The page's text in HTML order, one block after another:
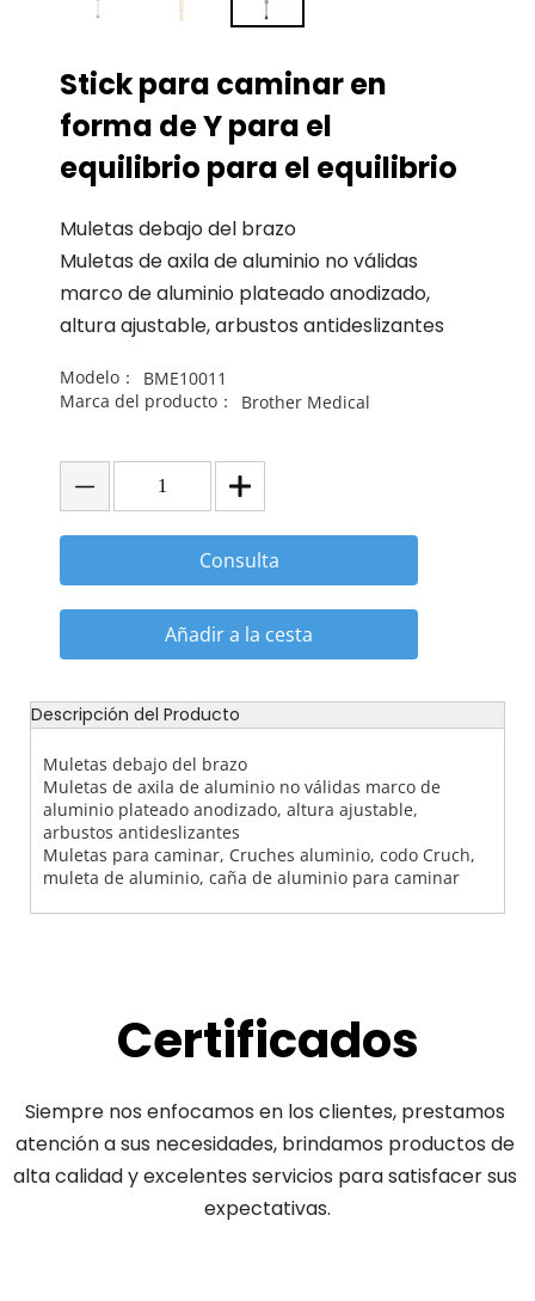
Stick para caminar en
forma de Y para el
equilibrio para el equilibrio
Muletas debajo del brazo
Muletas de axila de aluminio no válidas
marco de aluminio plateado anodizado,
altura ajustable, arbustos antideslizantes
Modelo：
BME10011
Marca del producto：
Brother Medical
Consulta
Añadir a la cesta
Descripción del Producto
Muletas debajo del brazo
Muletas de axila de aluminio no válidas marco de
aluminio plateado anodizado, altura ajustable,
arbustos antideslizantes
Muletas para caminar, Cruches aluminio, codo Cruch,
muleta de aluminio, caña de aluminio para caminar
Certificados
Siempre nos enfocamos en los clientes, prestamos
atención a sus necesidades, brindamos productos de
alta calidad y excelentes servicios para satisfacer sus
expectativas.